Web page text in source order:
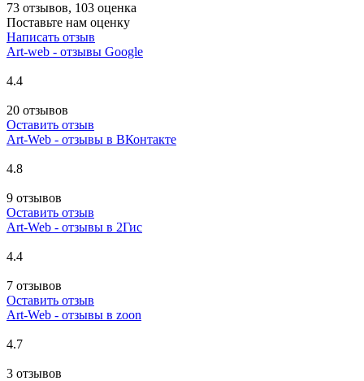
73 отзывов, 103 оценка
Поставьте нам оценку
Написать отзыв
Art-web - отзывы Google
4.4
20 отзывов
Оставить отзыв
Art-Web - отзывы в ВКонтакте
4.8
9 отзывов
Оставить отзыв
Art-Web - отзывы в 2Гис
4.4
7 отзывов
Оставить отзыв
Art-Web - отзывы в zoon
4.7
3 отзывов